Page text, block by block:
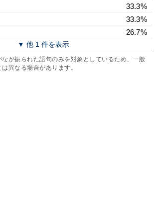
33.3%
33.3%
26.7%
▼ 他 1 件を表示
が振られた語句のみを対象としているため、一般
異なる場合があります。